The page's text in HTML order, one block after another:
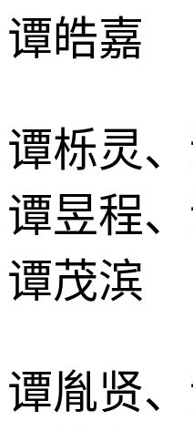
谭皓嘉
谭栎灵、
谭昱程、
谭茂滨
谭胤贤、